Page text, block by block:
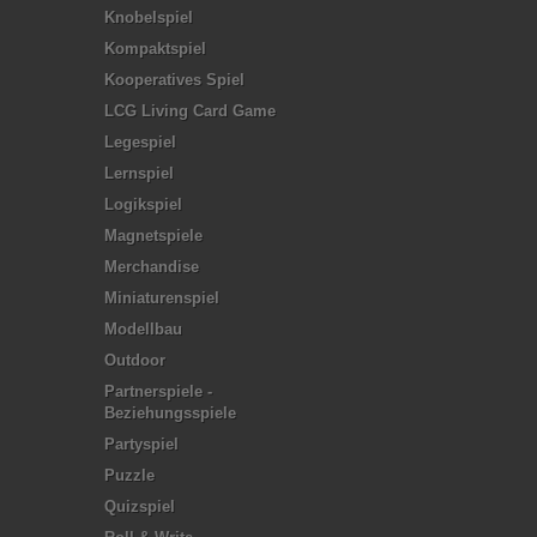
Knobelspiel
Kompaktspiel
Kooperatives Spiel
LCG Living Card Game
Legespiel
Lernspiel
Logikspiel
Magnetspiele
Merchandise
Miniaturenspiel
Modellbau
Outdoor
Partnerspiele -
Beziehungsspiele
Partyspiel
Puzzle
Quizspiel